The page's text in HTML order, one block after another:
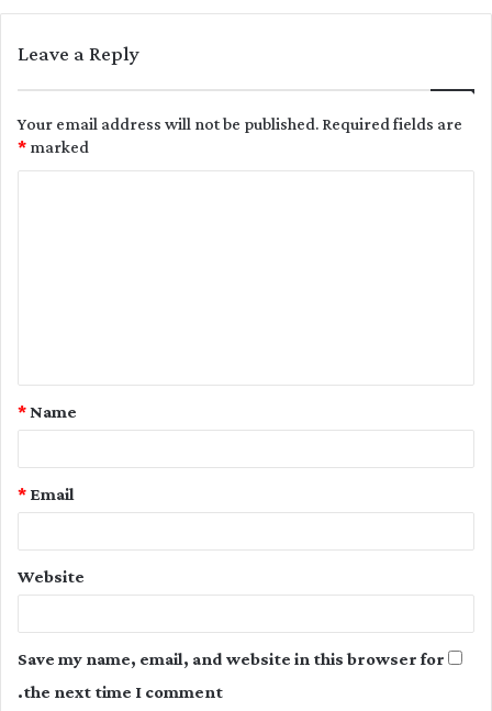
Leave a Reply
Your email address will not be published.Required fields are
marked
*
t
Name
*
Email
*
Website
Save my name, email, and website in this browser for
the next time I comment.